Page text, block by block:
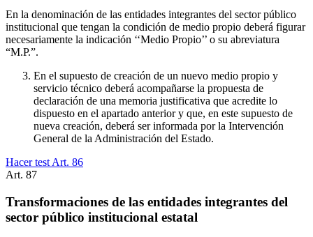
En la denominación de las entidades integrantes del sector público
institucional que tengan la condición de medio propio deberá figurar
necesariamente la indicación ‘‘Medio Propio’’ o su abreviatura
“M.P.”.
En el supuesto de creación de un nuevo medio propio y
servicio técnico deberá acompañarse la propuesta de
declaración de una memoria justificativa que acredite lo
dispuesto en el apartado anterior y que, en este supuesto de
nueva creación, deberá ser informada por la Intervención
General de la Administración del Estado.
Hacer test Art. 86
Art. 87
Transformaciones de las entidades integrantes del
sector público institucional estatal